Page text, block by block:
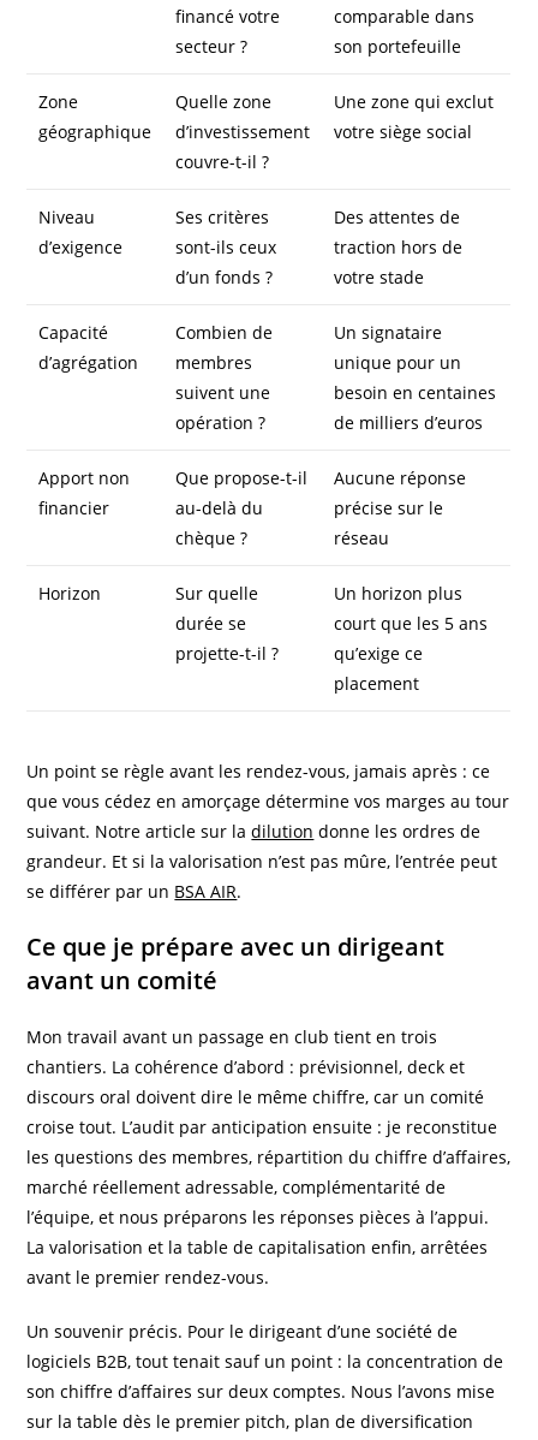
financé votre
secteur ?
comparable dans
son portefeuille
Zone
géographique
Quelle zone
d’investissement
couvre-t-il ?
Une zone qui exclut
votre siège social
Niveau
d’exigence
Ses critères
sont-ils ceux
d’un fonds ?
Des attentes de
traction hors de
votre stade
Capacité
d’agrégation
Combien de
membres
suivent une
opération ?
Un signataire
unique pour un
besoin en centaines
de milliers d’euros
Apport non
financier
Que propose-t-il
au-delà du
chèque ?
Aucune réponse
précise sur le
réseau
Horizon
Sur quelle
durée se
projette-t-il ?
Un horizon plus
court que les 5 ans
qu’exige ce
placement
Un point se règle avant les rendez-vous, jamais après : ce
que vous cédez en amorçage détermine vos marges au tour
suivant. Notre article sur ladilution donne les ordres de
grandeur. Et si la valorisation n’est pas mûre, l’entrée peut
se différer par un BSA AIR.
Ce que je prépare avec un dirigeant
avant un comité
Mon travail avant un passage en club tient en trois
chantiers. La cohérence d’abord : prévisionnel, deck et
discours oral doivent dire le même chiffre, car un comité
croise tout. L’audit par anticipation ensuite : je reconstitue
les questions des membres, répartition du chiffre d’affaires,
marché réellement adressable, complémentarité de
l’équipe, et nous préparons les réponses pièces à l’appui.
La valorisation et la table de capitalisation enfin, arrêtées
avant le premier rendez-vous.
Un souvenir précis. Pour le dirigeant d’une société de
logiciels B2B, tout tenait sauf un point : la concentration de
son chiffre d’affaires sur deux comptes. Nous l’avons mise
sur la table dès le premier pitch, plan de diversification